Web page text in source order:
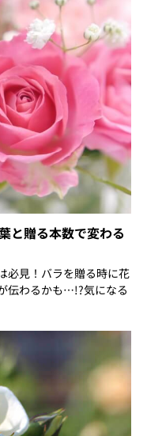
と贈る本数で変わる
必見！バラを贈る時に花
伝わるかも…!?気になる